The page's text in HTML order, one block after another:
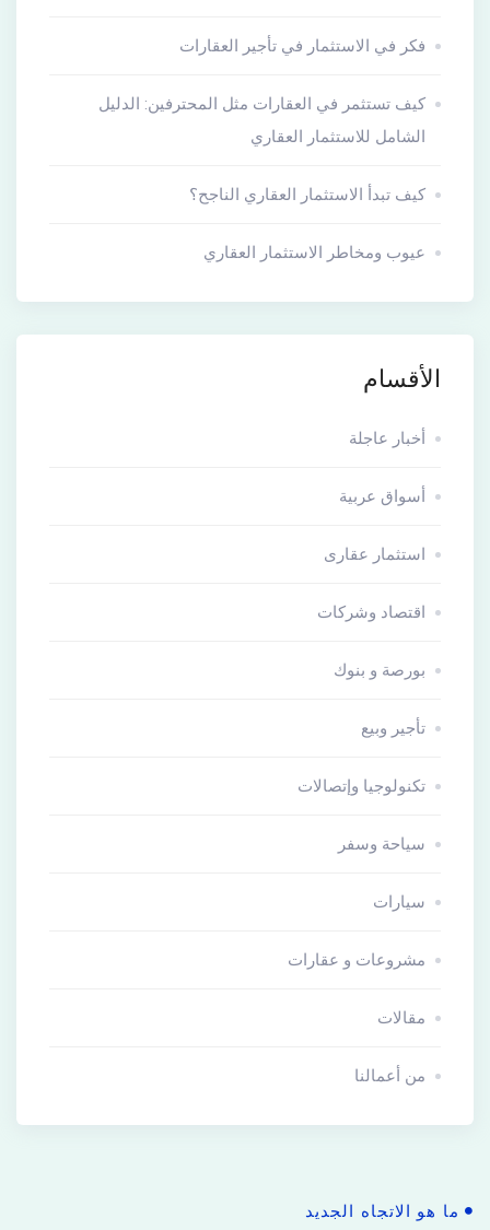
فكر في الاستثمار في تأجير العقارات
كيف تستثمر في العقارات مثل المحترفين: الدليل
الشامل للاستثمار العقاري
كيف تبدأ الاستثمار العقاري الناجح؟
عيوب ومخاطر الاستثمار العقاري
الأقسام
أخبار عاجلة
أسواق عربية
استثمار عقارى
اقتصاد وشركات
بورصة و بنوك
تأجير وبيع
تكنولوجيا وإتصالات
سياحة وسفر
سيارات
مشروعات و عقارات
مقالات
من أعمالنا
ما هو الاتجاه الجديد